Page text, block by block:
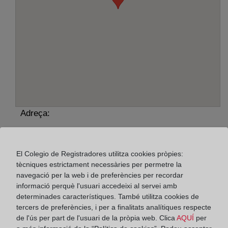
Adreça:
Horario:
De lunes a viernes de 09:00 a 17:00 horas
Agosto: De lunes a viernes de 09:00 a 14:00 horas
Los días 24 y 31 de diciembre de 09:00 a 14:00
horas
El Colegio de Registradores utilitza cookies pròpies:
tècniques estrictament necessàries per permetre la
navegació per la web i de preferències per recordar
informació perquè l'usuari accedeixi al servei amb
determinades característiques. També utilitza cookies de
tercers de preferències, i per a finalitats analítiques respecte
de l'ús per part de l'usuari de la pròpia web. Clica AQUÍ per